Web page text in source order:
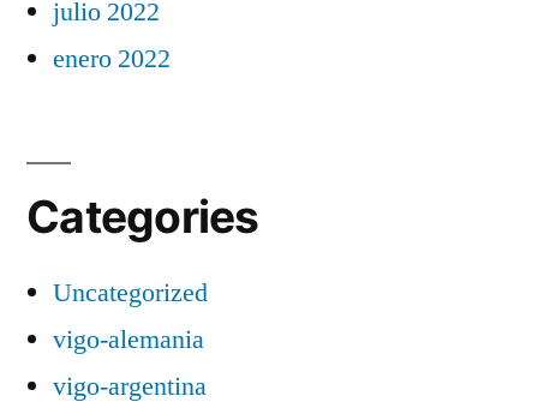
julio 2022
enero 2022
Categories
Uncategorized
vigo-alemania
vigo-argentina